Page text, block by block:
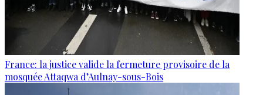
France: la justice valide la fermeture provisoire de la
mosquée Attaqwa d’Aulnay-sous-Bois